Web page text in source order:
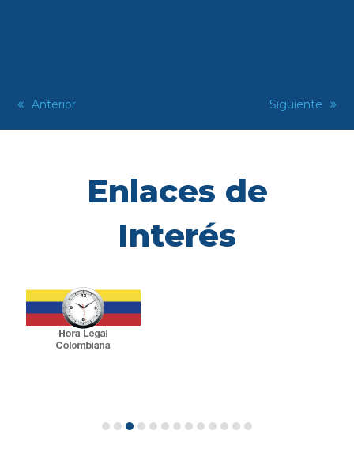
previous
Anterior
next
Siguiente
Enlaces de
Interés